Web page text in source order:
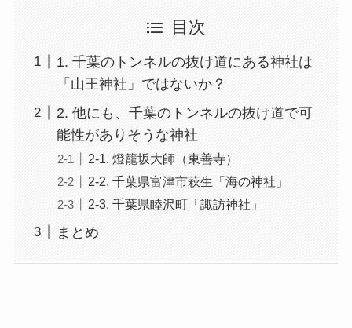
目次
1. 千葉のトンネルの抜け道にある神社は
「山王神社」ではないか？
2. 他にも、千葉のトンネルの抜け道で可
能性がありそうな神社
2-1. 燈籠坂大師（東善寺）
2-2. 千葉県富津市萩生「海の神社」
2-3. 千葉県睦沢町「諏訪神社」
まとめ